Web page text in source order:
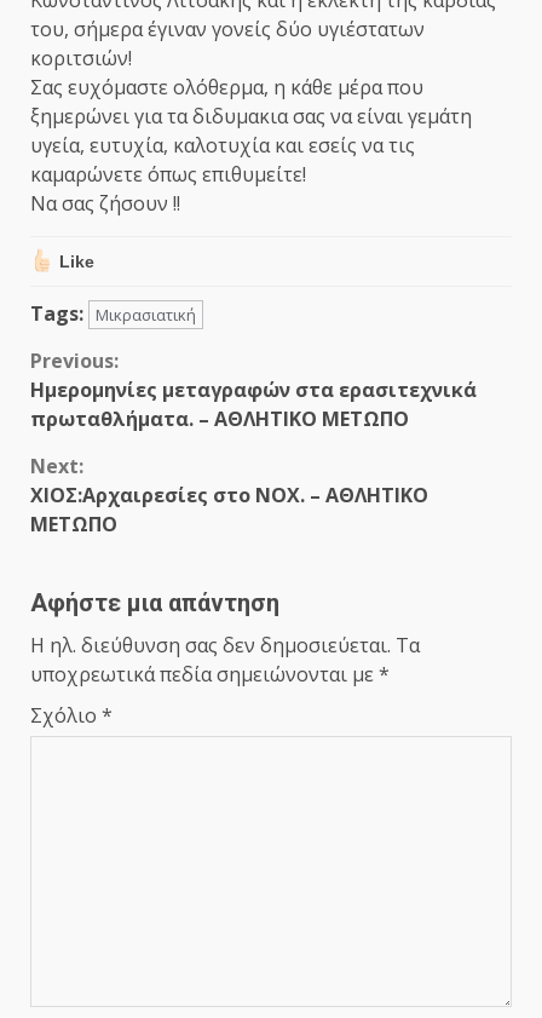
του, σήμερα έγιναν γονείς δύο υγιέστατων
κοριτσιών!
Σας ευχόμαστε ολόθερμα, η κάθε μέρα που
ξημερώνει για τα διδυμακια σας να είναι γεμάτη
υγεία, ευτυχία, καλοτυχία και εσείς να τις
καμαρώνετε όπως επιθυμείτε!
Να σας ζήσουν !!
Like
Tags: Μικρασιατική
Continue
Reading
Previous:
Ημερομηνίες μεταγραφών στα ερασιτεχνικά
πρωταθλήματα. – ΑΘΛΗΤΙΚΟ ΜΕΤΩΠΟ
Next:
ΧΙΟΣ:Αρχαιρεσίες στο ΝΟΧ. – ΑΘΛΗΤΙΚΟ
ΜΕΤΩΠΟ
Αφήστε μια απάντηση
Η ηλ. διεύθυνση σας δεν δημοσιεύεται. Τα
υποχρεωτικά πεδία σημειώνονται με *
Σχόλιο *